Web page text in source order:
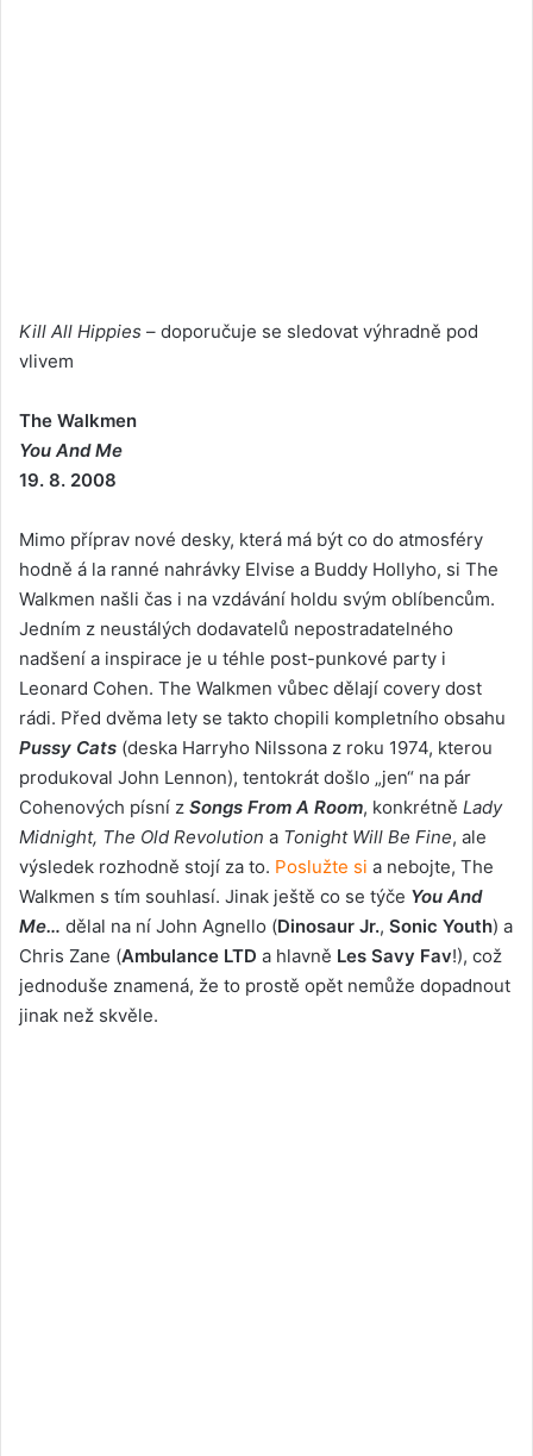
Kill All Hippies – doporučuje se sledovat výhradně pod
vlivem
The Walkmen
You And Me
19. 8. 2008
Mimo příprav nové desky, která má být co do atmosféry
hodně á la ranné nahrávky Elvise a Buddy Hollyho, si The
Walkmen našli čas i na vzdávání holdu svým oblíbencům.
Jedním z neustálých dodavatelů nepostradatelného
nadšení a inspirace je u téhle post-punkové party i
Leonard Cohen. The Walkmen vůbec dělají covery dost
rádi. Před dvěma lety se takto chopili kompletního obsahu
Pussy Cats (deska Harryho Nilssona z roku 1974, kterou
produkoval John Lennon), tentokrát došlo „jen“ na pár
Cohenových písní z Songs From A Room, konkrétně Lady
Midnight, The Old Revolution a Tonight Will Be Fine, ale
výsledek rozhodně stojí za to. Poslužte si a nebojte, The
Walkmen s tím souhlasí. Jinak ještě co se týče You And
Me… dělal na ní John Agnello (Dinosaur Jr., Sonic Youth) a
Chris Zane (Ambulance LTD a hlavně Les Savy Fav!), což
jednoduše znamená, že to prostě opět nemůže dopadnout
jinak než skvěle.